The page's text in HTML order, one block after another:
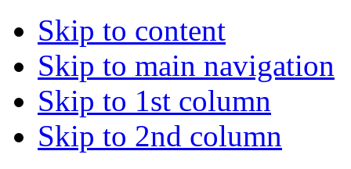
Skip to content
Skip to main navigation
Skip to 1st column
Skip to 2nd column